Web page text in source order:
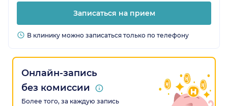
Записаться на прием
В клинику можно записаться только по телефону
Онлайн-запись
без комиссии
Более того, за каждую запись